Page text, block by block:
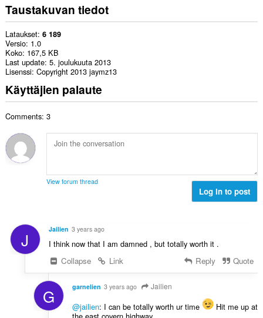
Taustakuvan tiedot
Lataukset 6 189
Versio 1.0
Koko 167,5 KB
Last update 5. joulukuuta 2013
Lisenssi Copyright 2013 jaymz13
Käyttäjien palaute
Comments: 3
View forum thread
Log in to post
J Jailien 3 years ago
I think now that I am damned , but totally worth it .
Collapse
Link Reply Quote
G garnelien 3 years ago Jailien
@jailien: I can be totally worth ur time
Hit me up at